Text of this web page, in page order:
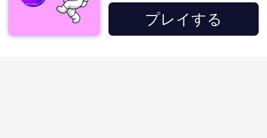
プレイする